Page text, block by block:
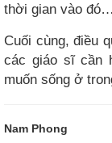
thời gian vào đó…
Cuối cùng, điều
các giáo sĩ cần
muốn sống ở
Nam Phong